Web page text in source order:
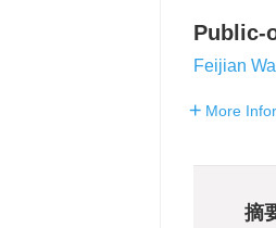
Public-
Feijian
More
摘